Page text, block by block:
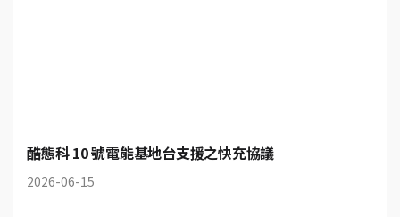
酷態科 10 號電能基地台支援之快充協議
2026-06-15